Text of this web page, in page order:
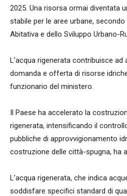
2025. Una risorsa ormai diventata
stabile per le aree urbane, secondo
Abitativa e dello Sviluppo Urbano-
L’acqua rigenerata contribuisce ad
domanda e offerta di risorse
funzionario del ministero.
Il Paese ha accelerato la
rigenerata, intensificando il
pubbliche di approvvigionamento
costruzione delle città-spugna, ha
L’acqua rigenerata, che indica
soddisfare specifici standard di